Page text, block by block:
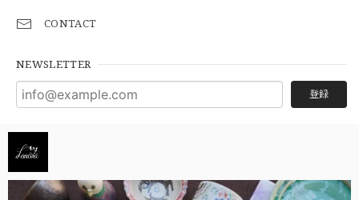
CONTACT
NEWSLETTER
登録